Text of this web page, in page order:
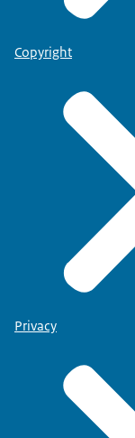
Copyright
Privacy